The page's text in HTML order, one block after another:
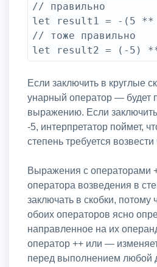
// правильно
let result1 = -(5 **
// тоже правильно
let result2 = (-5) **
Если заключить в круглые
унарный оператор — будет
выражению. Если заключить
-5, интерпретатор поймет,
степень требуется
Выражения с операторами
оператора возведения в
заключать в скобки, потому
обоих операторов ясно
направленное на их
оператор ++ или —
перед выполнением любой